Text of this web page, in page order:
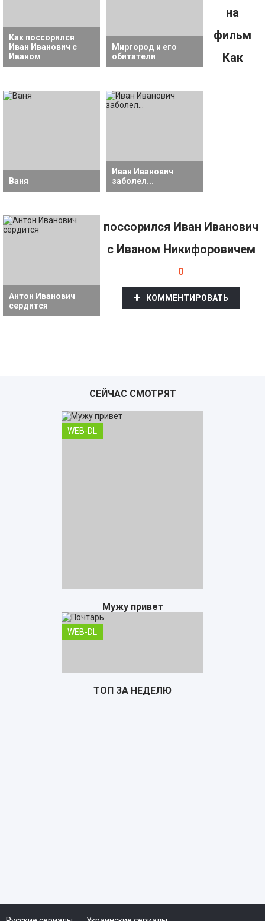
Как поссорился
Иван Иванович с
Иваном
Миргород и его
обитатели
Ваня
Иван Иванович
заболел...
Антон Иванович
сердится
на
фильм
Как
поссорился Иван Иванович
с Иваном Никифоровичем
0
КОММЕНТИРОВАТЬ
СЕЙЧАС СМОТРЯТ
WEB-DL
Мужу привет
WEB-DL
ТОП ЗА НЕДЕЛЮ